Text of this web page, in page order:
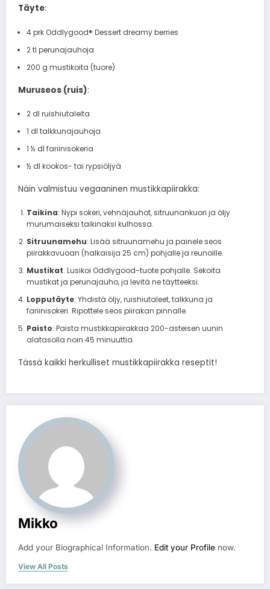
Täyte:
4 prk Oddlygood® Dessert dreamy berries
2 tl perunajauhoja
200 g mustikoita (tuore)
Muruseos (ruis):
2 dl ruishiutaleita
1 dl talkkunajauhoja
1 ½ dl fariinisokeria
½ dl kookos- tai rypsiöljyä
Näin valmistuu vegaaninen mustikkapiirakka:
Taikina: Nypi sokeri, vehnäjauhot, sitruunankuori ja öljy
murumaiseksi taikinaksi kulhossa.
Sitruunamehu: Lisää sitruunamehu ja painele seos
piirakkavuoan (halkaisija 25 cm) pohjalle ja reunoille.
Mustikat: Lusikoi Oddlygood-tuote pohjalle. Sekoita
mustikat ja perunajauho, ja levitä ne täytteeksi.
Lopputäyte: Yhdistä öljy, ruishiutaleet, talkkuna ja
fariinisokeri. Ripottele seos piirakan pinnalle.
Paisto: Paista mustikkapiirakkaa 200-asteisen uunin
alatasolla noin 45 minuuttia.
Tässä kaikki herkulliset mustikkapiirakka reseptit!
Mikko
Add your Biographical Information. Edit your Profile now.
View All Posts